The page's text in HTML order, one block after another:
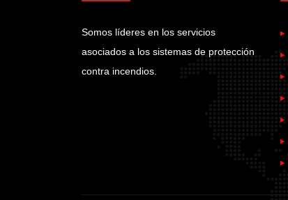
Somos líderes en los servicios
asociados a los sistemas de protección
contra incendios.